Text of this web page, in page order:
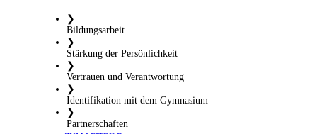
❯
Bildungsarbeit
❯
Stärkung der Persönlichkeit
❯
Vertrauen und Verantwortung
❯
Identifikation mit dem Gymnasium
❯
Partnerschaften